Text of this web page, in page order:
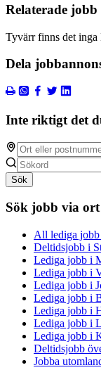
Relaterade jobb
Tyvärr finns det
Dela
Inte riktigt det
Sök
Sök jobb via ort
All lediga
Deltidsjobb i
Lediga jobb i
Lediga jobb i
Lediga jobb i
Lediga jobb i
Lediga jobb i
Lediga jobb i
Lediga jobb i
Deltidsjobb
Jobba